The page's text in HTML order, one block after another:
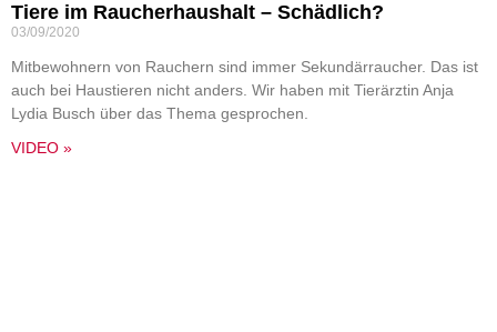
Tiere im Raucherhaushalt – Schädlich?
03/09/2020
Mitbewohnern von Rauchern sind immer Sekundärraucher. Das ist
auch bei Haustieren nicht anders. Wir haben mit Tierärztin Anja
Lydia Busch über das Thema gesprochen.
VIDEO »